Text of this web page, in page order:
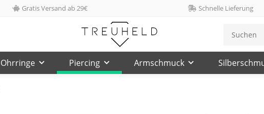
Gratis Versand ab 29€ Schnelle Lieferung
Ohrringe Piercing Armschmuck